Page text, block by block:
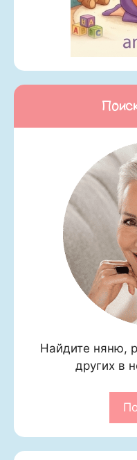
Найдите няню,
других в